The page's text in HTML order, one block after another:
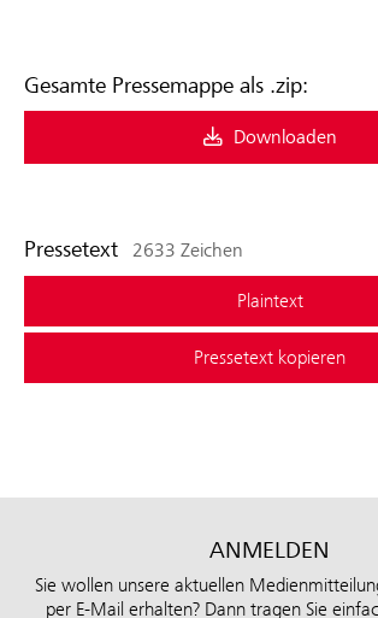
Gesamte Pressemappe als .zip:
Downloaden
Pressetext 2633 Zeichen
Plaintext
Pressetext kopieren
ANMELDEN
Sie wollen unsere aktuellen
per E-Mail erhalten? Dann tragen Sie